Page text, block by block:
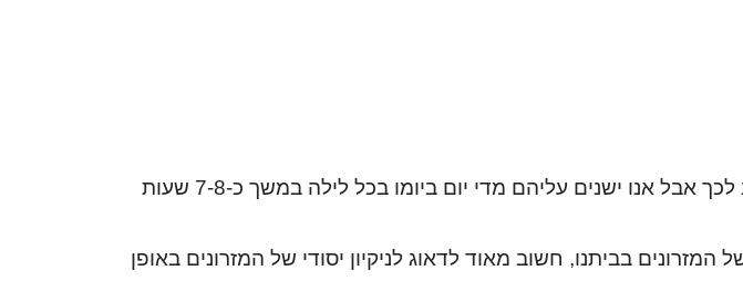
לכל משפחה ממוצעת יש היום יותר ממזרון אחד. אנחנו אולי לא שמים לב לכך אבל אנו ישנים עליהם מדי יום ביומו בכל לילה במשך כ-7-8 שעות
בביתנו, חשוב מאוד לדאוג לניקיון יסודי של המזרונים באופן